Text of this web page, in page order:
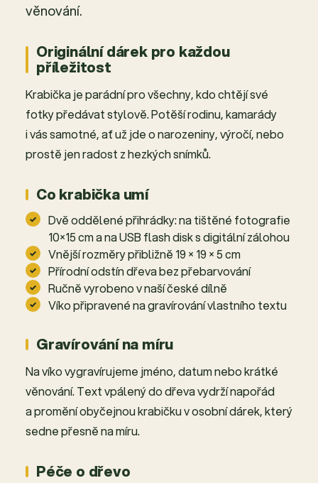
věnování.
Originální dárek pro každou
příležitost
Krabička je parádní pro všechny, kdo chtějí své
fotky předávat stylově. Potěší rodinu, kamarády
i vás samotné, ať už jde o narozeniny, výročí, nebo
prostě jen radost z hezkých snímků.
Co krabička umí
Dvě oddělené přihrádky: na tištěné fotografie
10×15 cm a na USB flash disk s digitální zálohou
Vnější rozměry přibližně 19 × 19 × 5 cm
Přírodní odstín dřeva bez přebarvování
Ručně vyrobeno v naší české dílně
Víko připravené na gravírování vlastního textu
Gravírování na míru
Na víko vygravírujeme jméno, datum nebo krátké
věnování. Text vpálený do dřeva vydrží napořád
a promění obyčejnou krabičku v osobní dárek, který
sedne přesně na míru.
Péče o dřevo